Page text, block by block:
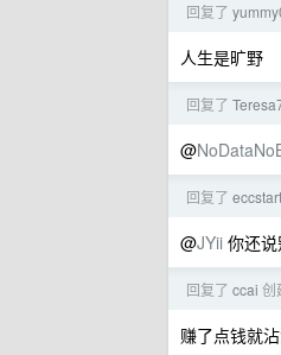
回复了
人生是旷野
回复了
@
回复了
@JYii 你还说
回复了 ccai 创
赚了点钱就